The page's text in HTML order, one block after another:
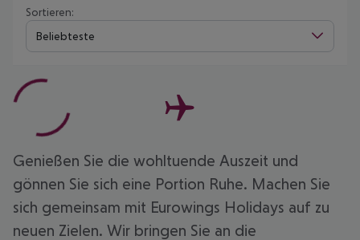
Sortieren:
Beliebteste
Genießen Sie die wohltuende Auszeit und
gönnen Sie sich eine Portion Ruhe. Machen Sie
sich gemeinsam mit Eurowings Holidays auf zu
neuen Zielen. Wir bringen Sie an die